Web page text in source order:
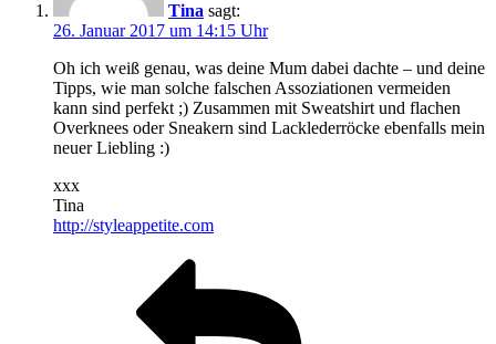
Tina sagt:
26. Januar 2017 um 14:15 Uhr
Oh ich weiß genau, was deine Mum dabei dachte – und deine
Tipps, wie man solche falschen Assoziationen vermeiden
kann sind perfekt ;) Zusammen mit Sweatshirt und flachen
Overknees oder Sneakern sind Lacklederröcke ebenfalls mein
neuer Liebling :)
xxx
Tina
http://styleappetite.com